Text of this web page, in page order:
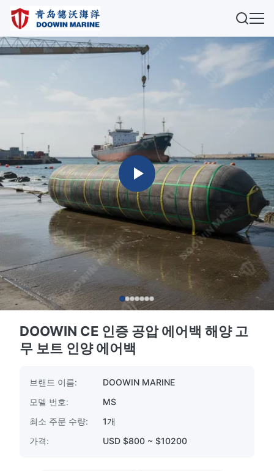
DOOWIN CE 인증 공압 에어백 해양 고
무 보트 인양 에어백
브랜드 이름:
DOOWIN MARINE
모델 번호:
MS
최소 주문 수량:
1개
가격:
USD $800 ~ $10200